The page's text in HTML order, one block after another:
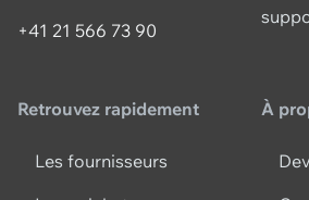
+41 21 566 73 90
Retrouvez rapidement
Les fournisseurs
À